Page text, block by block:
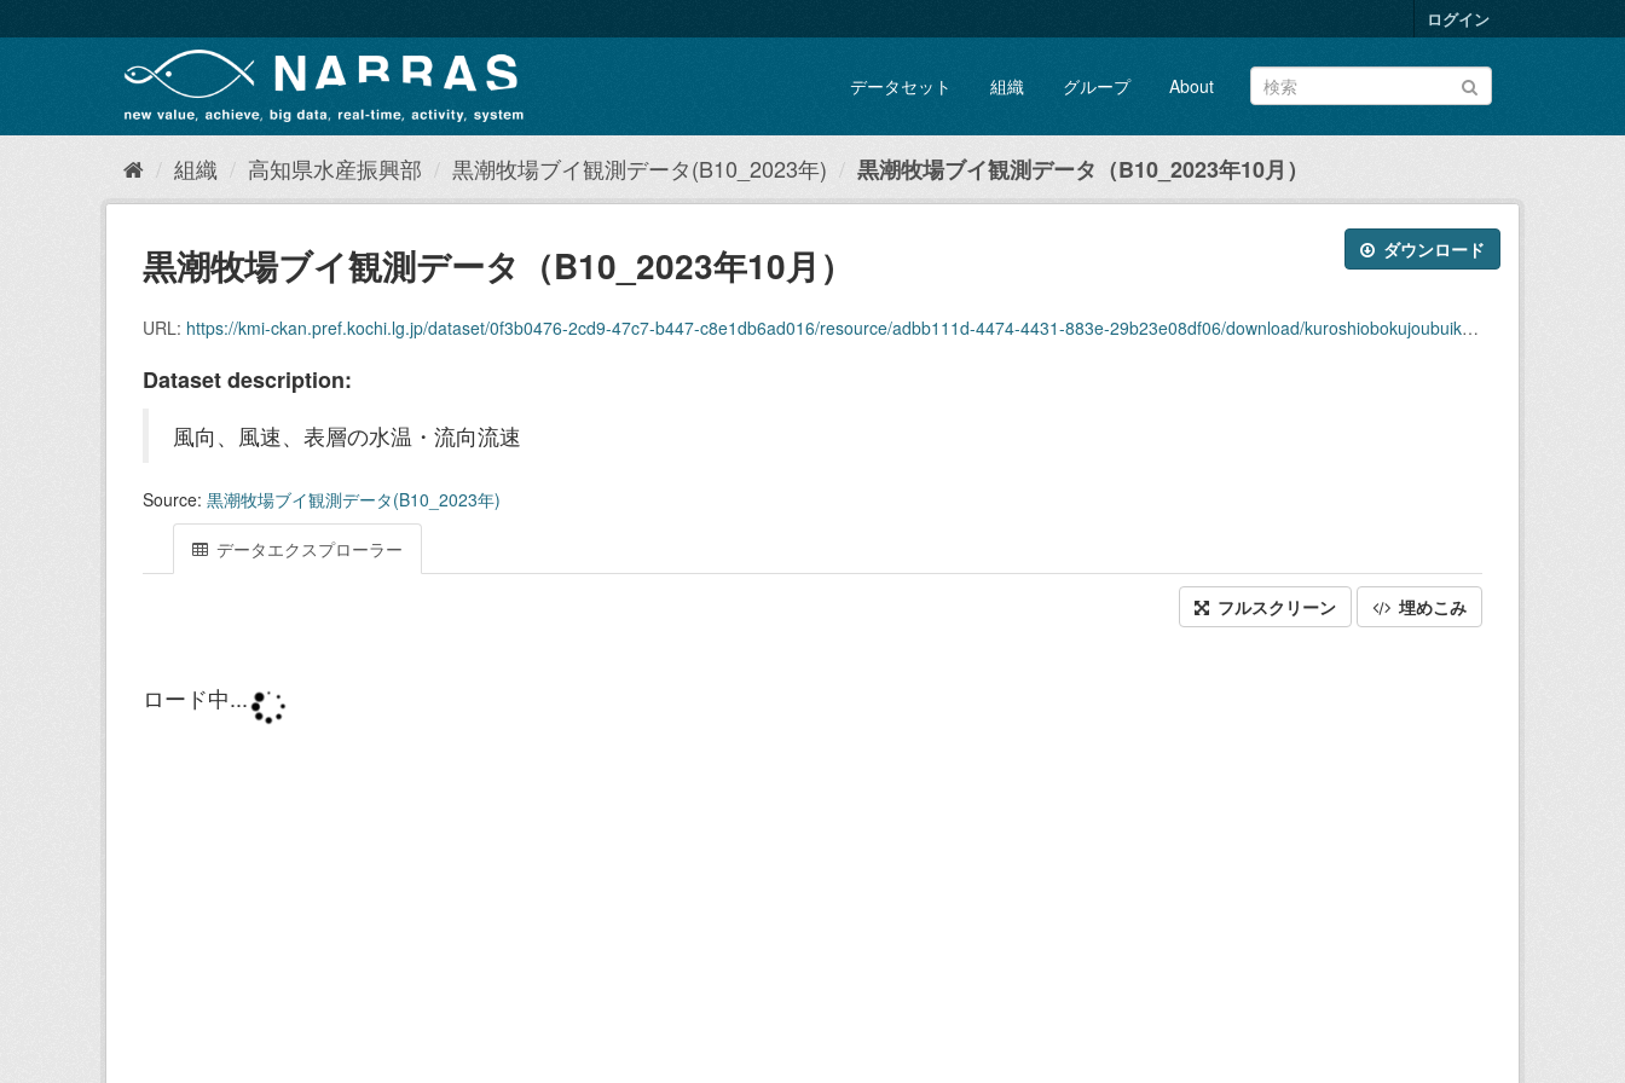
キ
て
ログイン
データセット 組織 グループ About
組織 高知県水産振興部 黒潮牧場ブイ観測データ(B10_2023年) 黒潮牧場ブイ観測データ（B10_2023年10月）
ダウンロード
黒潮牧場ブイ観測データ（B10_2023年10月）
URL: https://kmi-ckan.pref.kochi.lg.jp/dataset/0f3b0476-2cd9-47c7-b447-c8e1db6ad016/resource/adbb111d-4474-4431-883e-29b23e08df06/download/kuroshiobokujoubuikansokudatab10_2023nen10.csv
Dataset description:
風向、風速、表層の水温・流向流速
Source: 黒潮牧場ブイ観測データ(B10_2023年)
データエクスプローラー
フルスクリーン 埋めこみ